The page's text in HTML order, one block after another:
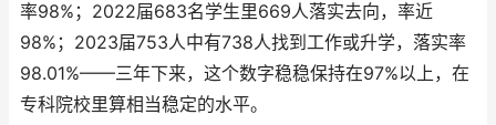
率98%；2022届683名学生里669人落实去向，率近
98%；2023届753人中有738人找到工作或升学，落实率
98.01%——三年下来，这个数字稳稳保持在97%以上，在
专科院校里算相当稳定的水平。